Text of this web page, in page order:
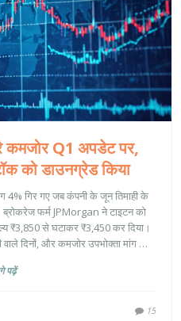
कमजोर Q1 अपडेट पर,
को डाउनग्रेड किया
गिर गए जब कंपनी के जून तिमाही के
ब्रोकरेज फर्म JPMorgan ने टाइटन को
₹3,850 से घटाकर ₹3,450 कर दिया।
दिनों, और कमजोर उपभोक्ता मांग को
पढ़ें
15